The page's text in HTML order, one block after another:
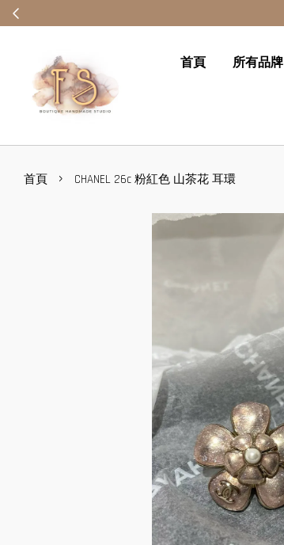
首頁 所有品牌
首頁 › CHANEL 26c 粉紅色 山茶花 耳環